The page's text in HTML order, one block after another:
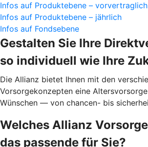
Infos auf Produktebene – vorvertraglich
Infos auf Produktebene – jährlich
Infos auf Fondsebene
Gestalten Sie Ihre
so individuell wie Ihre
Die Allianz bietet Ihnen mit den
Vorsorgekonzepten eine
Wünschen — von chancen- bis
Welches Allianz
das passende für Sie?